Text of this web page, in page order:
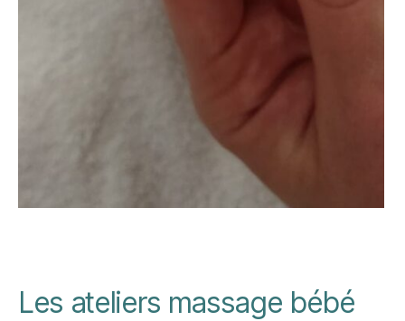
Les ateliers massage bébé